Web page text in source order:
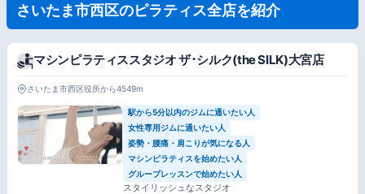
さいたま市西区のピラティス全店を紹介
マシンピラティススタジオ ザ･シルク(the SILK)大宮店
さいたま市西区役所から4549m
駅から5分以内のジムに通いたい人
女性専用ジムに通いたい人
姿勢・腰痛・肩こりが気になる人
マシンピラティスを始めたい人
グループレッスンで始めたい人
スタイリッシュなスタジオ